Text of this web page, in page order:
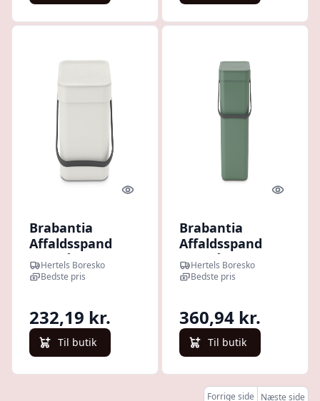
Quick look
Brabantia
Affaldsspand
med låg | 6 Liter
| Hvid |
Hertels Boresko
Bedste pris
232,19 kr.
Til butik
Quick
Brabantia
Affaldsspand
med låg | 12
Liter | Grøn |
Hertels Boresko
Bedste pris
360,94 kr.
Til butik
Forrige side Næste side